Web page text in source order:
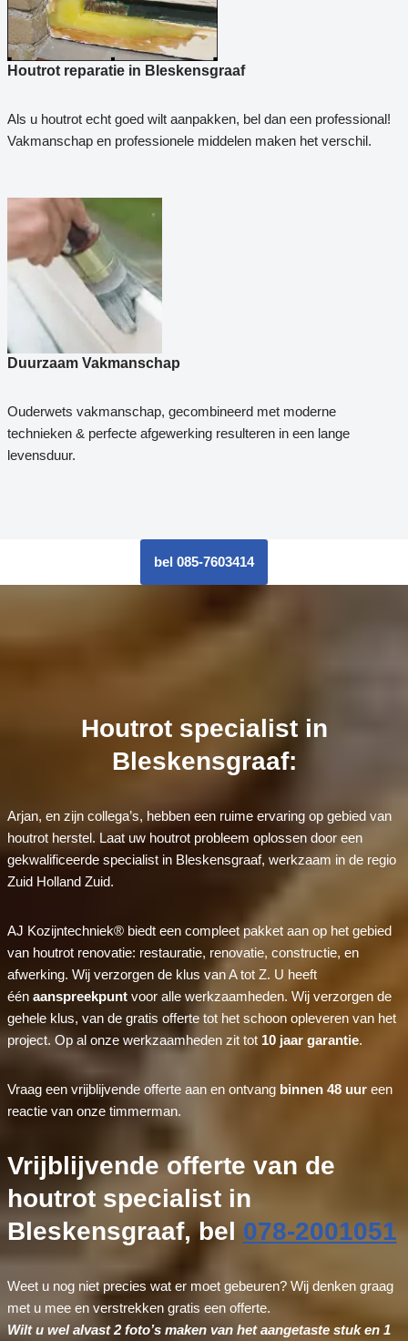
Houtrot reparatie in Bleskensgraaf
Als u houtrot echt goed wilt aanpakken, bel dan een professional!
Vakmanschap en professionele middelen maken het verschil.
Duurzaam Vakmanschap
Ouderwets vakmanschap, gecombineerd met moderne
technieken & perfecte afgewerking resulteren in een lange
levensduur.
bel 085-7603414
Houtrot specialist in
Bleskensgraaf:
Arjan, en zijn collega’s, hebben een ruime ervaring op gebied van
houtrot herstel. Laat uw houtrot probleem oplossen door een
gekwalificeerde specialist in Bleskensgraaf, werkzaam in de regio
Zuid Holland Zuid.
AJ Kozijntechniek® biedt een compleet pakket aan op het gebied
van houtrot renovatie: restauratie, renovatie, constructie, en
afwerking. Wij verzorgen de klus van A tot Z. U heeft
één aanspreekpuntvoor alle werkzaamheden. Wij verzorgen de
gehele klus, van de gratis offerte tot het schoon opleveren van het
project. Op al onze werkzaamheden zit tot 10 jaar garantie.
Vraag een vrijblijvende offerte aan en ontvang binnen 48 uureen
reactie van onze timmerman.
Vrijblijvende offerte van de
houtrot specialist in
Bleskensgraaf, bel 078-2001051
Weet u nog niet precies wat er moet gebeuren? Wij denken graag
met u mee en verstrekken gratis een offerte.
Wilt u wel alvast 2 foto’s maken van het aangetaste stuk en 1